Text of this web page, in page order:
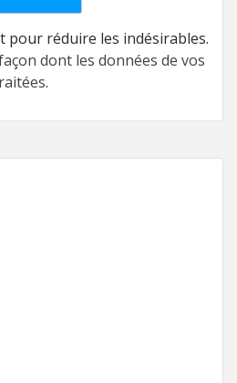
pour réduire les indésirables.
dont les données de vos
.